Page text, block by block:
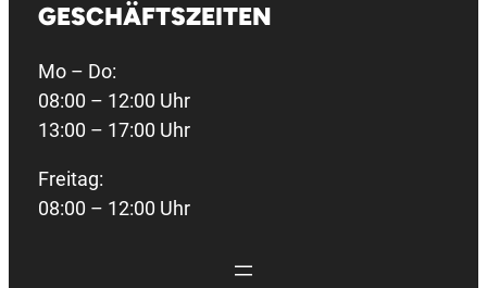
GESCHÄFTSZEITEN
Mo – Do:
08:00 – 12:00 Uhr
13:00 – 17:00 Uhr
Freitag:
08:00 – 12:00 Uhr